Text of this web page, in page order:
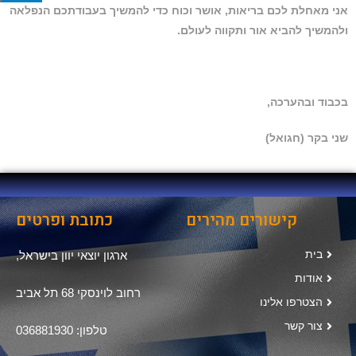
אני מאחלת לכם בריאות, אושר וכוח כדי להמשיך בעבודתכם הנפלאה
ולהמשיך להביא אור ותקווה לעולם.
בכבוד ובהערכה,
שני בקר (חגואל)
קישורים מהירים
בית
אודות
הצטרפו אלינו
צור קשר
כתובת ופרטים
ארגון יוצאי יוון בישראל,
רחוב לוינסקי 68 תל אביב
טלפון: 036881930